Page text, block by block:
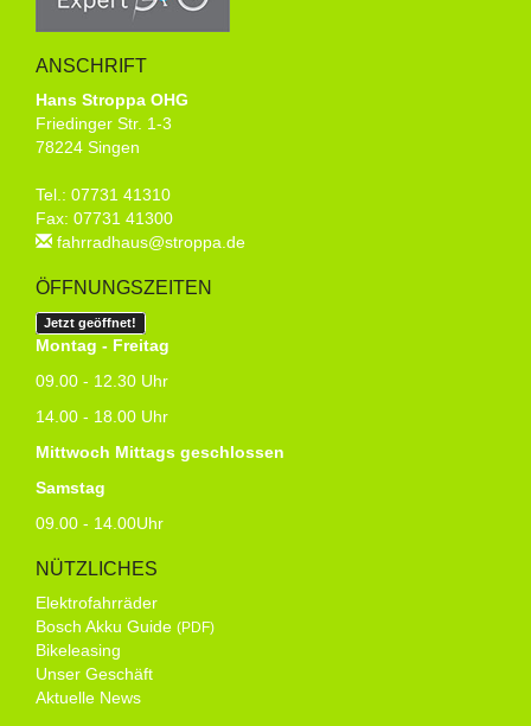
ANSCHRIFT
Hans Stroppa OHG
Friedinger Str. 1-3
78224 Singen
Tel.: 07731 41310
Fax: 07731 41300
fahrradhaus@stroppa.de
ÖFFNUNGSZEITEN
Jetzt geöffnet!
Montag - Freitag
09.00 - 12.30 Uhr
14.00 - 18.00 Uhr
Mittwoch Mittags geschlossen
Samstag
09.00 - 14.00Uhr
NÜTZLICHES
Elektrofahrräder
Bosch Akku Guide (PDF)
Bikeleasing
Unser Geschäft
Aktuelle News